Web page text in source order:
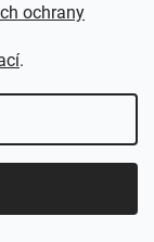
ochrany
.
je ideální
s hebkým